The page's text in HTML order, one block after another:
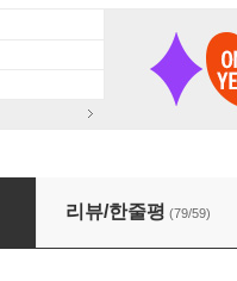
리뷰/한줄평 (79/59)